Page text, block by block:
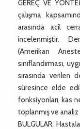
GEREÇ VE
çalışma
arasında acil
incelenmiştir.
(Amerikan
sınıflandırması,
sırasında
süresince elde
fonksiyonları, kas
toplanmış ve
BULGULAR: